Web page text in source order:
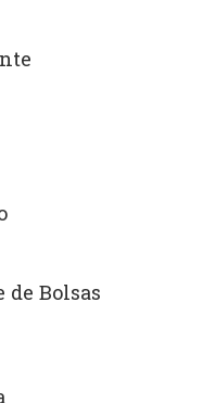
Bolsas
Profissional em
de aluno regular
turma 2026/2028